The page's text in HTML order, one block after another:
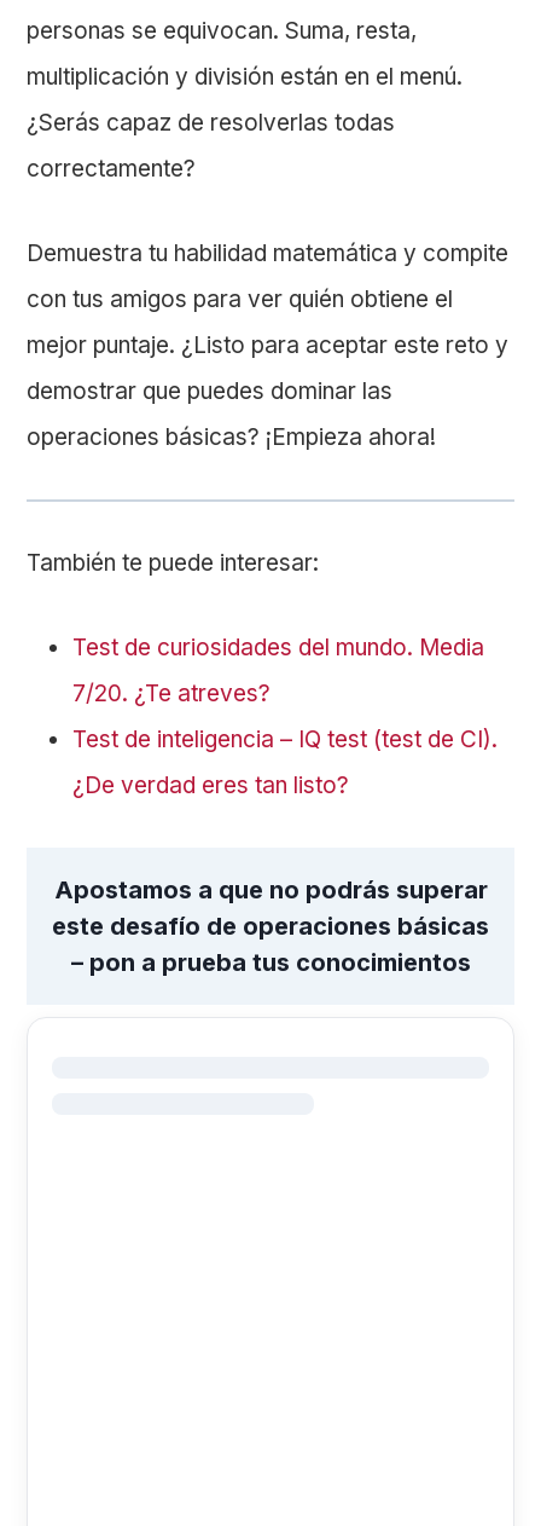
personas se equivocan. Suma, resta,
multiplicación y división están en el menú.
¿Serás capaz de resolverlas todas
correctamente?
Demuestra tu habilidad matemática y compite
con tus amigos para ver quién obtiene el
mejor puntaje. ¿Listo para aceptar este reto y
demostrar que puedes dominar las
operaciones básicas? ¡Empieza ahora!
También te puede interesar:
Test de curiosidades del mundo. Media
7/20. ¿Te atreves?
Test de inteligencia – IQ test (test de CI).
¿De verdad eres tan listo?
Apostamos a que no podrás superar
este desafío de operaciones básicas
– pon a prueba tus conocimientos